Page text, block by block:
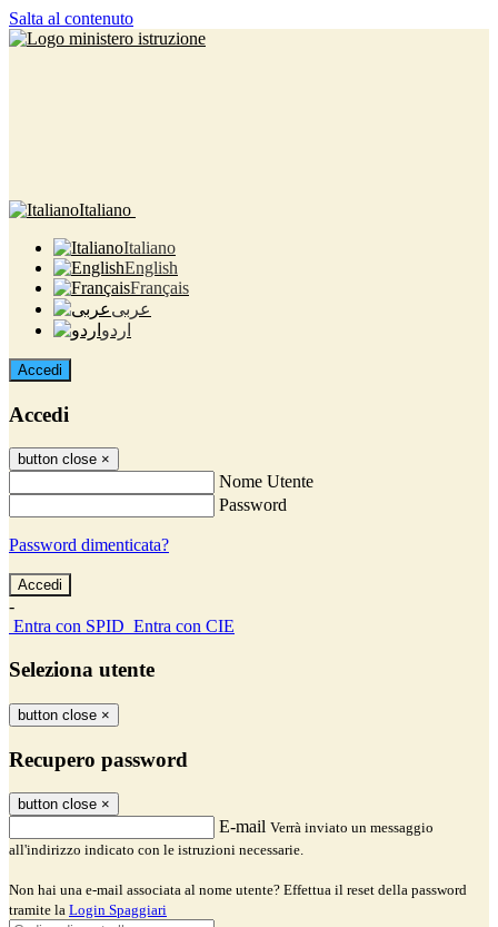
Salta al contenuto
Italiano
Italiano
English
Français
عربى
اردو
Accedi
Accedi
button close ×
Nome Utente
Password
Password dimenticata?
-
Entra con SPID Entra con CIE
Seleziona utente
button close ×
Recupero password
button close ×
E-mail Verrà inviato un messaggio
all'indirizzo indicato con le istruzioni necessarie.
Non hai una e-mail associata al nome utente? Effettua il reset della password
tramite la Login Spaggiari